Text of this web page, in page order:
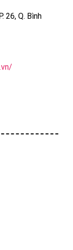
26, Q. Bình